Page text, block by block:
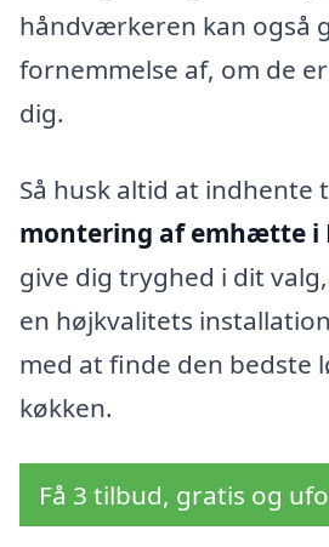
håndværkeren kan også
fornemmelse af, om de
dig.
Så husk altid at indhente
montering af emhætte i
give dig tryghed i dit
en højkvalitets
med at finde den bedste
køkken.
Få 3 tilbud, gratis og